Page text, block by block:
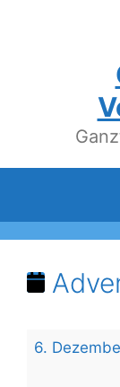
6.